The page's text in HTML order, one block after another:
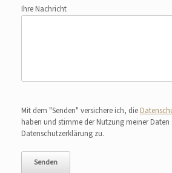
Ihre Nachricht
Mit dem "Senden" versichere ich, die
haben und stimme der Nutzung meiner
Datenschutzerklärung zu.